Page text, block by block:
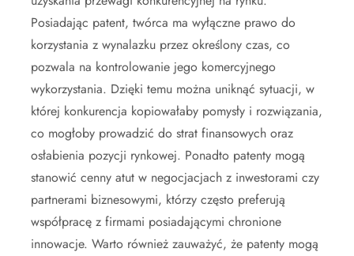
Posiadając patent, twórca ma wyłączne prawo do
korzystania z wynalazku przez określony czas, co
pozwala na kontrolowanie jego komercyjnego
wykorzystania. Dzięki temu można uniknąć sytuacji, w
której konkurencja kopiowałaby pomysły i rozwiązania,
co mogłoby prowadzić do strat finansowych oraz
osłabienia pozycji rynkowej. Ponadto patenty mogą
stanowić cenny atut w negocjacjach z inwestorami czy
partnerami biznesowymi, którzy często preferują
współpracę z firmami posiadającymi chronione
innowacje. Warto również zauważyć, że patenty mogą